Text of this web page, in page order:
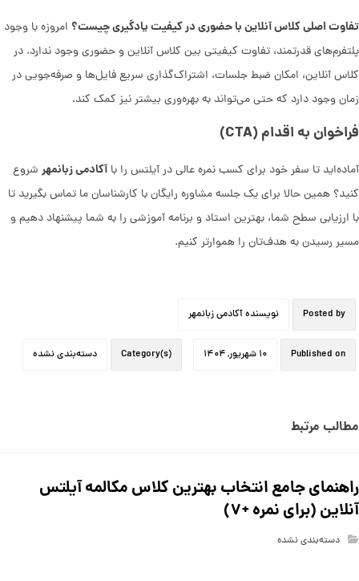
تفاوت اصلی کلاس آنلاین با حضوری در کیفیت یادگیری چیست؟ امروزه با وجود
پلتفرم‌های قدرتمند، تفاوت کیفیتی بین کلاس آنلاین و حضوری وجود ندارد. در
کلاس آنلاین، امکان ضبط جلسات، اشتراک‌گذاری سریع فایل‌ها و صرفه‌جویی در
زمان وجود دارد که حتی می‌تواند به بهره‌وری بیشتر نیز کمک کند.
فراخوان به اقدام (CTA)
آماده‌اید تا سفر خود برای کسب نمره عالی در آیلتس را باآکادمی زبانمهر شروع
کنید؟ همین حالا برای یک جلسه مشاوره رایگان با کارشناسان ما تماس بگیرید تا
با ارزیابی سطح شما، بهترین استاد و برنامه آموزشی را به شما پیشنهاد دهیم و
مسیر رسیدن به هدف‌تان را هموارتر کنیم.
Posted by نویسنده آکادمی زبانمهر
Published on ۱۰ شهریور, ۱۴۰۴ Category(s) دسته‌بندی نشده
مطالب مرتبط
راهنمای جامع انتخاب بهترین کلاس مکالمه آیلتس
آنلاین (برای نمره +۷)
دسته‌بندی نشده